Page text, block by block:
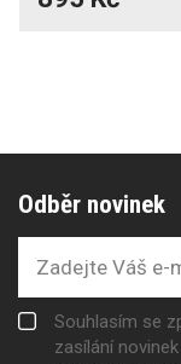
Odběr novinek
Souhlasím se
zasílání novinek